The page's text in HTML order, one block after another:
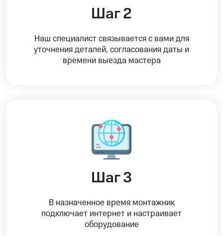
Шаг 2
Наш специалист связывается с вами для
уточнения деталей, согласования даты и
времени выезда мастера
Шаг 3
В назначенное время монтажник
подключает интернет и настраивает
оборудование